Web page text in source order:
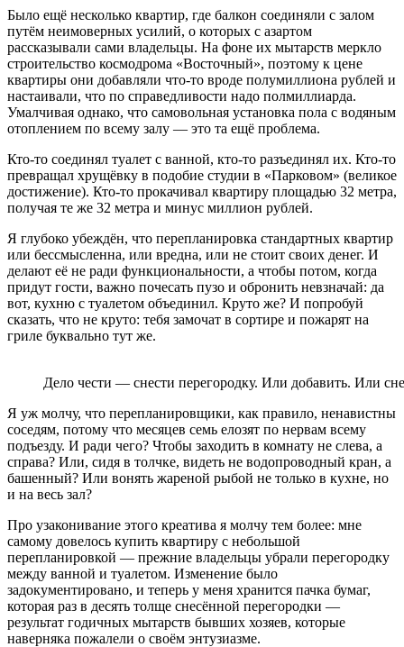
Было ещё несколько квартир, где балкон соединяли с залом
путём неимоверных усилий, о которых с азартом
рассказывали сами владельцы. На фоне их мытарств меркло
строительство космодрома «Восточный», поэтому к цене
квартиры они добавляли что-то вроде полумиллиона рублей и
настаивали, что по справедливости надо полмиллиарда.
Умалчивая однако, что самовольная установка пола с водяным
отоплением по всему залу — это та ещё проблема.
Кто-то соединял туалет с ванной, кто-то разъединял их. Кто-то
превращал хрущёвку в подобие студии в «Парковом» (великое
достижение). Кто-то прокачивал квартиру площадью 32 метра,
получая те же 32 метра и минус миллион рублей.
Я глубоко убеждён, что перепланировка стандартных квартир
или бессмысленна, или вредна, или не стоит своих денег. И
делают её не ради функциональности, а чтобы потом, когда
придут гости, важно почесать пузо и обронить невзначай: да
вот, кухню с туалетом объединил. Круто же? И попробуй
сказать, что не круто: тебя замочат в сортире и пожарят на
гриле буквально тут же.
Дело чести — снести перегородку. Или добавить. Или
Я уж молчу, что перепланировщики, как правило, ненавистны
соседям, потому что месяцев семь елозят по нервам всему
подъезду. И ради чего? Чтобы заходить в комнату не слева, а
справа? Или, сидя в толчке, видеть не водопроводный кран, а
башенный? Или вонять жареной рыбой не только в кухне, но
и на весь зал?
Про узаконивание этого креатива я молчу тем более: мне
самому довелось купить квартиру с небольшой
перепланировкой — прежние владельцы убрали перегородку
между ванной и туалетом. Изменение было
задокументировано, и теперь у меня хранится пачка бумаг,
которая раз в десять толще снесённой перегородки —
результат годичных мытарств бывших хозяев, которые
наверняка пожалели о своём энтузиазме.